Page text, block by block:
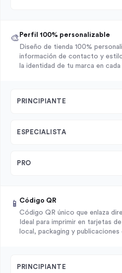
🎨 Perfil 100% personalizable
Diseño de tienda 100%
información de contacto y
la identidad de tu marca en
PRINCIPIANTE
ESPECIALISTA
PRO
📱 Código QR
Código QR único que enlaza
Ideal para imprimir en tarjetas
local, packaging y
PRINCIPIANTE